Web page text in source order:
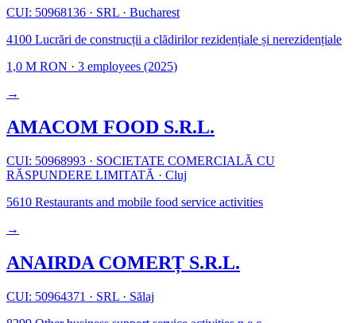
CUI: 50968136 · SRL · Bucharest
4100 Lucrări de construcții a clădirilor rezidențiale și nerezidențiale
1,0 M RON · 3 employees (2025)
→
AMACOM FOOD S.R.L.
CUI: 50968993 · SOCIETATE COMERCIALĂ CU
RĂSPUNDERE LIMITATĂ · Cluj
5610 Restaurants and mobile food service activities
→
ANAIRDA COMERȚ S.R.L.
CUI: 50964371 · SRL · Sălaj